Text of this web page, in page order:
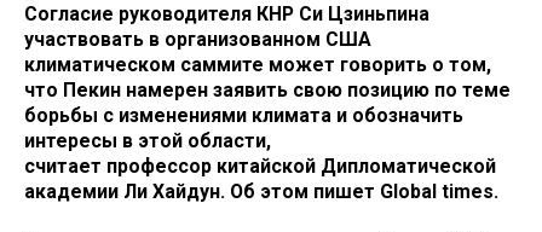
Согласие руководителя КНР Си Цзиньпина
участвовать в организованном США
климатическом саммите может говорить о том,
что Пекин намерен заявить свою позицию по теме
борьбы с изменениями климата и обозначить
интересы в этой области,
считает профессор китайской Дипломатической
академии Ли Хайдун. Об этом пишет Global times.